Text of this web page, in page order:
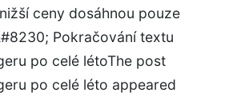
ceny dosáhnou pouze
Pokračování textu
po celé létoThe post
po celé léto appeared